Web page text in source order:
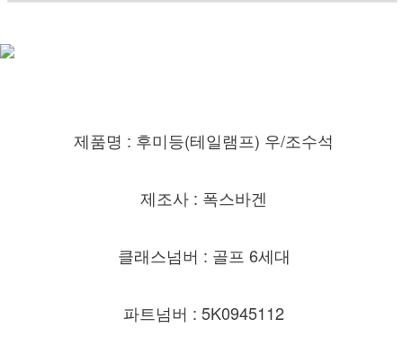
제품명 : 후미등(테일램프) 우/조수석
제조사 : 폭스바겐
클래스넘버 : 골프 6세대
파트넘버 : 5K0945112